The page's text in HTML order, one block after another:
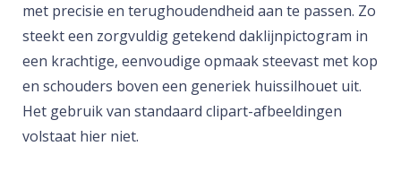
met precisie en terughoudendheid aan te passen. Zo
steekt een zorgvuldig getekend daklijnpictogram in
een krachtige, eenvoudige opmaak steevast met kop
en schouders boven een generiek huissilhouet uit.
Het gebruik van standaard clipart-afbeeldingen
volstaat hier niet.